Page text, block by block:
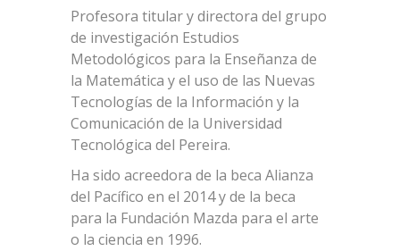
Profesora titular y directora del grupo
de investigación Estudios
Metodológicos para la Enseñanza de
la Matemática y el uso de las Nuevas
Tecnologías de la Información y la
Comunicación de la Universidad
Tecnológica del Pereira.
Ha sido acreedora de la beca Alianza
del Pacífico en el 2014 y de la beca
para la Fundación Mazda para el arte
o la ciencia en 1996.